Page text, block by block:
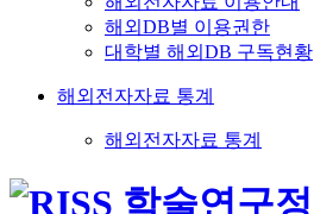
해외DB별 이용권한
대학별 해외DB 구독현황
해외전자자료 통계
해외전자자료 통계